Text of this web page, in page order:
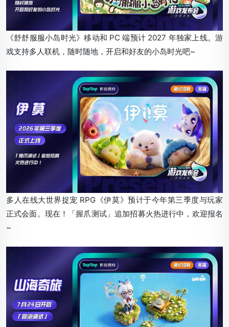
《舒舒服服小岛时光》移动和 PC 端预计 2027 年独家上线。游
戏支持多人联机，随时随地，开启和好友的小岛时光吧~
多人在线大世界捉宠 RPG《伊莫》预计于今年第三季度与玩家
正式会面。现在！「握爪测试」追加招募火热进行中，欢迎报名
~